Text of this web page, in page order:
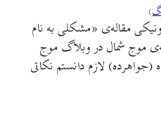
)
مقاله‌ی «مشکلی به نام
موج شمال در وبلاگ موج
(جواهرده) لازم دانستم نکاتی
مقاله مفيد واقع گردد،